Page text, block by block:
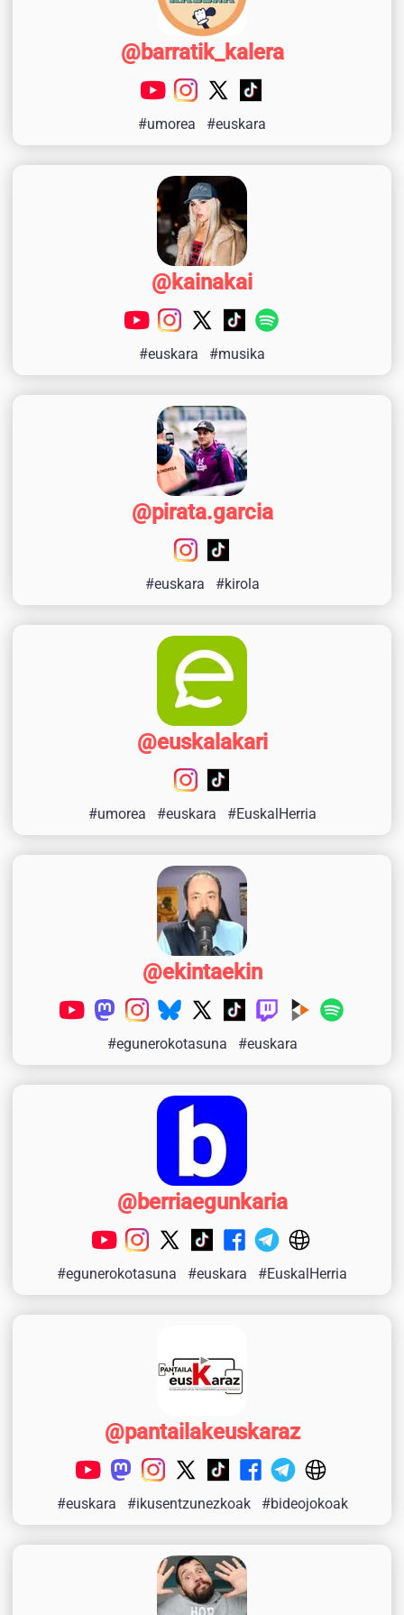
@barratik_kalera
#umorea #euskara
@kainakai
#euskara #musika
@pirata.garcia
#euskara #kirola
@euskalakari
#umorea #euskara #EuskalHerria
@ekintaekin
#egunerokotasuna #euskara
@berriaegunkaria
#egunerokotasuna #euskara #EuskalHerria
@pantailakeuskaraz
#euskara #ikusentzunezkoak #bideojokoak